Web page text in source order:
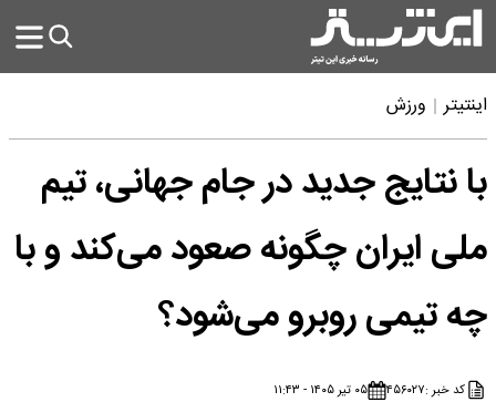
اینتیتر ورزش
با نتایج جدید در جام جهانی، تیم
ملی ایران چگونه صعود می‌کند و با
چه تیمی روبرو می‌شود؟
کد خبر :۴۵۶۰۲۷ ۰۵ تیر ۱۴۰۵ - ۱۱:۴۳